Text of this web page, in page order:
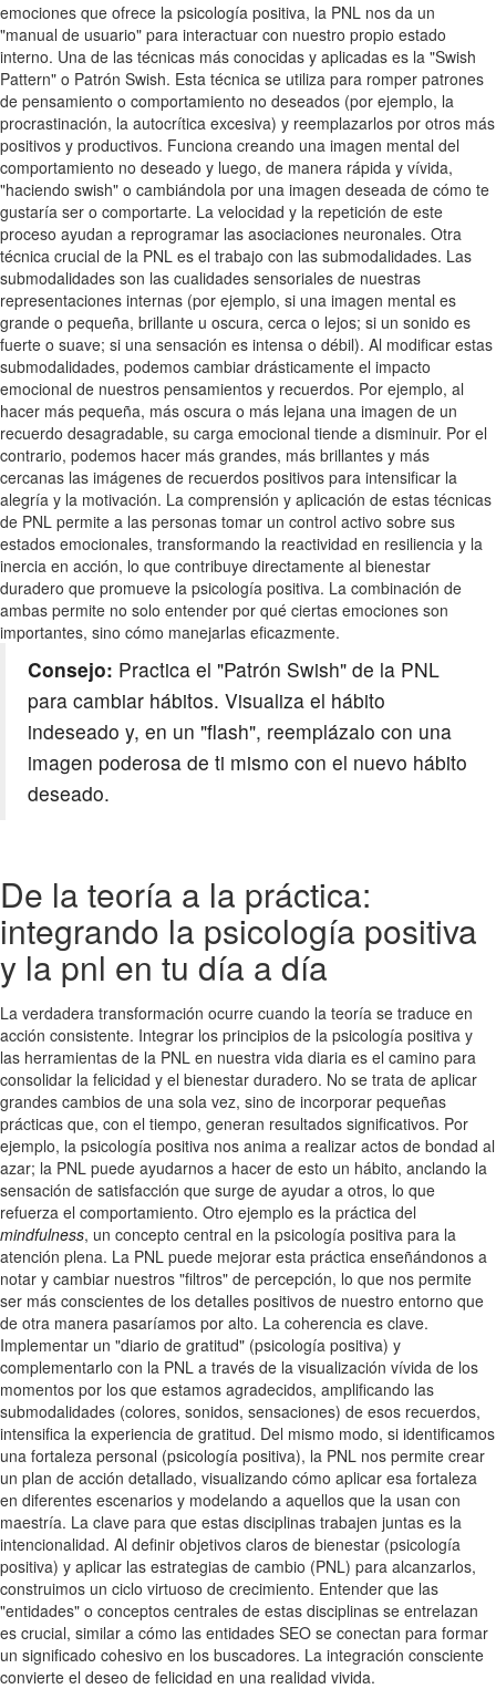
emociones que ofrece la psicología positiva, la PNL nos da un
"manual de usuario" para interactuar con nuestro propio estado
interno. Una de las técnicas más conocidas y aplicadas es la "Swish
Pattern" o Patrón Swish. Esta técnica se utiliza para romper patrones
de pensamiento o comportamiento no deseados (por ejemplo, la
procrastinación, la autocrítica excesiva) y reemplazarlos por otros más
positivos y productivos. Funciona creando una imagen mental del
comportamiento no deseado y luego, de manera rápida y vívida,
"haciendo swish" o cambiándola por una imagen deseada de cómo te
gustaría ser o comportarte. La velocidad y la repetición de este
proceso ayudan a reprogramar las asociaciones neuronales. Otra
técnica crucial de la PNL es el trabajo con las submodalidades. Las
submodalidades son las cualidades sensoriales de nuestras
representaciones internas (por ejemplo, si una imagen mental es
grande o pequeña, brillante u oscura, cerca o lejos; si un sonido es
fuerte o suave; si una sensación es intensa o débil). Al modificar estas
submodalidades, podemos cambiar drásticamente el impacto
emocional de nuestros pensamientos y recuerdos. Por ejemplo, al
hacer más pequeña, más oscura o más lejana una imagen de un
recuerdo desagradable, su carga emocional tiende a disminuir. Por el
contrario, podemos hacer más grandes, más brillantes y más
cercanas las imágenes de recuerdos positivos para intensificar la
alegría y la motivación. La comprensión y aplicación de estas técnicas
de PNL permite a las personas tomar un control activo sobre sus
estados emocionales, transformando la reactividad en resiliencia y la
inercia en acción, lo que contribuye directamente al bienestar
duradero que promueve la psicología positiva. La combinación de
ambas permite no solo entender por qué ciertas emociones son
importantes, sino cómo manejarlas eficazmente.
Consejo: Practica el "Patrón Swish" de la PNL
para cambiar hábitos. Visualiza el hábito
indeseado y, en un "flash", reemplázalo con una
imagen poderosa de ti mismo con el nuevo hábito
deseado.
De la teoría a la práctica:
integrando la psicología positiva
y la pnl en tu día a día
La verdadera transformación ocurre cuando la teoría se traduce en
acción consistente. Integrar los principios de la psicología positiva y
las herramientas de la PNL en nuestra vida diaria es el camino para
consolidar la felicidad y el bienestar duradero. No se trata de aplicar
grandes cambios de una sola vez, sino de incorporar pequeñas
prácticas que, con el tiempo, generan resultados significativos. Por
ejemplo, la psicología positiva nos anima a realizar actos de bondad al
azar; la PNL puede ayudarnos a hacer de esto un hábito, anclando la
sensación de satisfacción que surge de ayudar a otros, lo que
refuerza el comportamiento. Otro ejemplo es la práctica del
mindfulness, un concepto central en la psicología positiva para la
atención plena. La PNL puede mejorar esta práctica enseñándonos a
notar y cambiar nuestros "filtros" de percepción, lo que nos permite
ser más conscientes de los detalles positivos de nuestro entorno que
de otra manera pasaríamos por alto. La coherencia es clave.
Implementar un "diario de gratitud" (psicología positiva) y
complementarlo con la PNL a través de la visualización vívida de los
momentos por los que estamos agradecidos, amplificando las
submodalidades (colores, sonidos, sensaciones) de esos recuerdos,
intensifica la experiencia de gratitud. Del mismo modo, si identificamos
una fortaleza personal (psicología positiva), la PNL nos permite crear
un plan de acción detallado, visualizando cómo aplicar esa fortaleza
en diferentes escenarios y modelando a aquellos que la usan con
maestría. La clave para que estas disciplinas trabajen juntas es la
intencionalidad. Al definir objetivos claros de bienestar (psicología
positiva) y aplicar las estrategias de cambio (PNL) para alcanzarlos,
construimos un ciclo virtuoso de crecimiento. Entender que las
"entidades" o conceptos centrales de estas disciplinas se entrelazan
es crucial, similar a cómo las entidades SEO se conectan para formar
un significado cohesivo en los buscadores. La integración consciente
convierte el deseo de felicidad en una realidad vivida.